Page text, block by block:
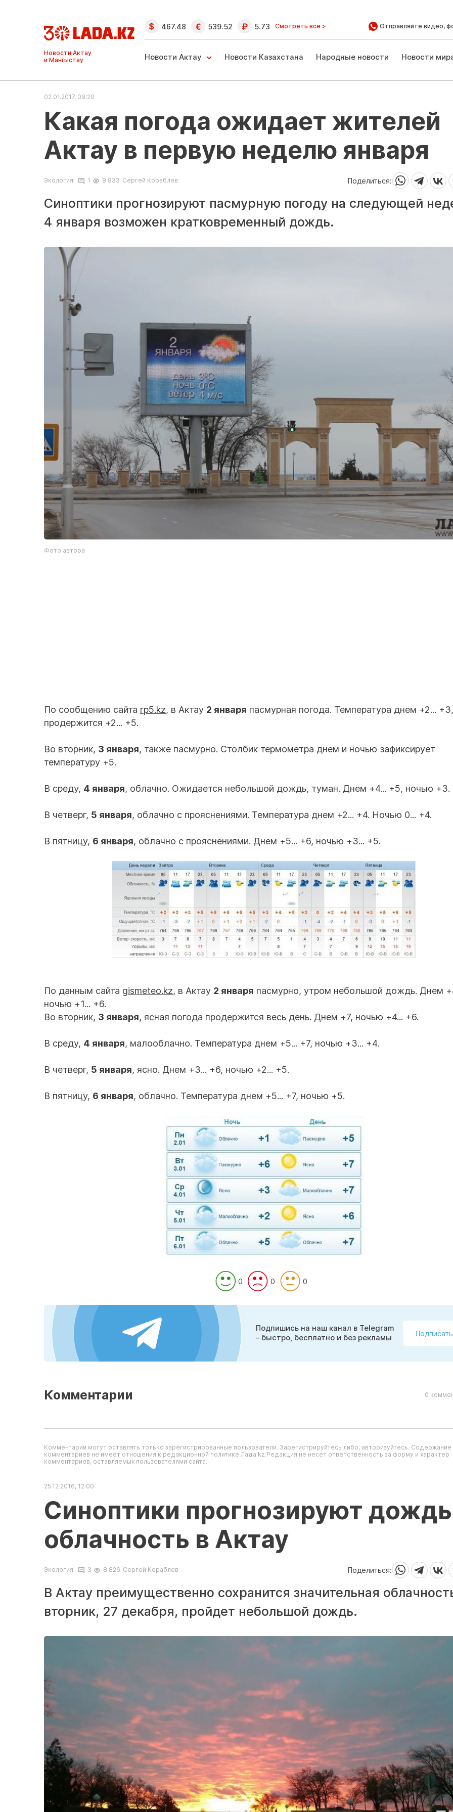
Ақтау және
Манғыстау
жаңалықтары
467.48 539.52 5.73 Смотреть все > Отправляйте видео,
Новости Актау Новости Казахстана Народные новости Новости
02.01.2017, 09:20
Какая погода ожидает жителей
Актау в первую неделю января
Экология 1 9 833 Сергей Кораблев Поделиться:
Синоптики прогнозируют пасмурную погоду на следующей
4 января возможен кратковременный дождь.
Фото автора
По сообщению сайта rp5.kz, в Актау 2 января пасмурная погода. Температура днем +2...
продержится +2... +5.
Во вторник, 3 января, также пасмурно. Столбик термометра днем и ночью зафиксирует
температуру +5.
В среду, 4 января, облачно. Ожидается небольшой дождь, туман. Днем +4... +5, ночью +3.
В четверг, 5 января, облачно с прояснениями. Температура днем +2... +4. Ночью 0... +4.
В пятницу, 6 января, облачно с прояснениями. Днем +5... +6, ночью +3... +5.
По данным сайта gismeteo.kz, в Актау 2 января пасмурно, утром небольшой дождь. Днем
ночью +1... +6.
Во вторник, 3 января, ясная погода продержится весь день. Днем +7, ночью +4... +6.
В среду, 4 января, малооблачно. Температура днем +5... +7, ночью +3... +4.
В четверг, 5 января, ясно. Днем +3... +6, ночью +2... +5.
В пятницу, 6 января, облачно. Температура днем +5... +7, ночью +5.
0 0 0
Подпишись на наш канал в Telegram
– быстро, бесплатно и без рекламы
Комментарии 0
Комментарии могут оставлять только зарегистрированные пользователи. Зарегистрируйтесь либо, авторизуйтесь. Содержание
комментариев не имеет отношения к редакционной политике Лада.kz.Редакция не несет ответственность за форму и характер
комментариев, оставляемых пользователями сайта.
25.12.2016, 12:00
Синоптики прогнозируют
облачность в Актау
Экология 3 8 826 Сергей Кораблев Поделиться:
В Актау преимущественно сохранится значительная
вторник, 27 декабря, пройдет небольшой дождь.